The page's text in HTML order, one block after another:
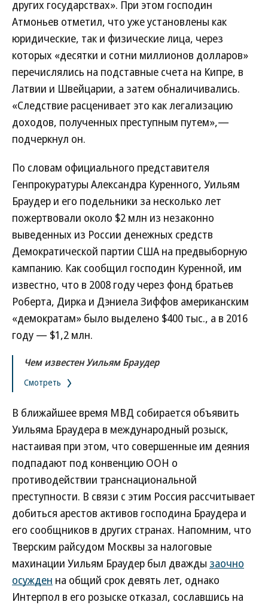
других государствах». При этом господин
Атмоньев отметил, что уже установлены как
юридические, так и физические лица, через
которых «десятки и сотни миллионов долларов»
перечислялись на подставные счета на Кипре, в
Латвии и Швейцарии, а затем обналичивались.
«Следствие расценивает это как легализацию
доходов, полученных преступным путем»,—
подчеркнул он.
По словам официального представителя
Генпрокуратуры Александра Куренного, Уильям
Браудер и его подельники за несколько лет
пожертвовали около $2 млн из незаконно
выведенных из России денежных средств
Демократической партии США на предвыборную
кампанию. Как сообщил господин Куренной, им
известно, что в 2008 году через фонд братьев
Роберта, Дирка и Дэниела Зиффов американским
«демократам» было выделено $400 тыс., а в 2016
году — $1,2 млн.
Чем известен Уильям Браудер
Смотреть
В ближайшее время МВД собирается объявить
Уильяма Браудера в международный розыск,
настаивая при этом, что совершенные им деяния
подпадают под конвенцию ООН о
противодействии транснациональной
преступности. В связи с этим Россия рассчитывает
добиться арестов активов господина Браудера и
его сообщников в других странах. Напомним, что
Тверским райсудом Москвы за налоговые
махинации Уильям Браудер был дважды заочно
осужден на общий срок девять лет, однако
Интерпол в его розыске отказал, сославшись на